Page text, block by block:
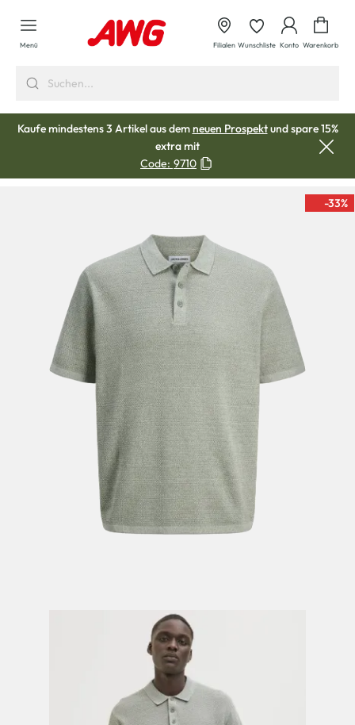
springen
Menü Filialen Wunschliste Konto Warenkorb
Kaufe mindestens 3 Artikel aus demneuen Prospektund spare 15%
extra mit
Code: 9710
-33%